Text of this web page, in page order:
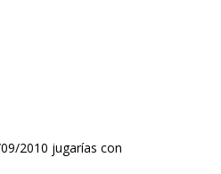
2010 jugarías con